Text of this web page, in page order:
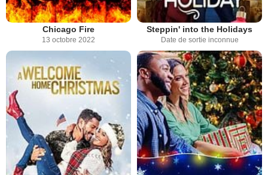
Chicago Fire
13 octobre 2022
Steppin' into the Holidays
Date de sortie inconnue